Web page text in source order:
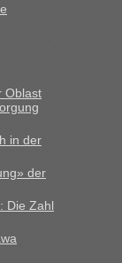
Oblast
in der
der
Die Zahl